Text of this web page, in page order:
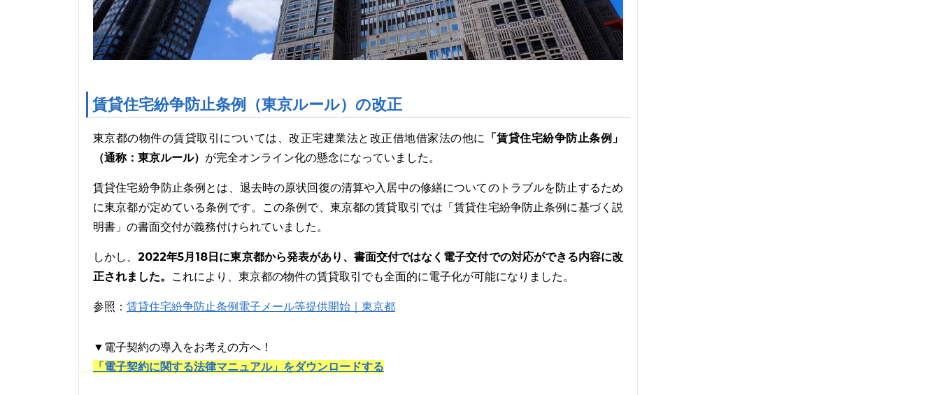
賃貸住宅紛争防止条例（東京ルール）の改正
東京都の物件の賃貸取引については、改正宅建業法と改正借地借家法の他に
「賃貸住宅紛争防止条例」
（通称：東京ルール） が完全オンライン化の懸念になっていました。
賃貸住宅紛争防止条例とは、退去時の原状回復の清算や入居中の修繕についてのトラブルを防止するため
に東京都が定めている条例です。この条例で、東京都の賃貸取引では「賃貸住宅紛争防止条例に基づく説
明書」の書面交付が義務付けられていました。
しかし、2022年5月18日に東京都から発表があり、書面交付ではなく電子交付での対応ができる内容に改
正されました。
これにより、東京都の物件の賃貸取引でも全面的に電子化が可能になりました。
参照： 賃貸住宅紛争防止条例電子メール等提供開始｜東京都
▼電子契約の導入をお考えの方へ！
「電子契約に関する法律マニュアル」をダウンロードする